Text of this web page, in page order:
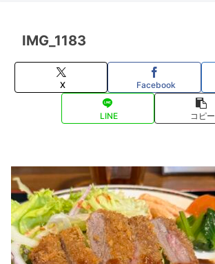
IMG_1183
X Facebook
LINE コピー